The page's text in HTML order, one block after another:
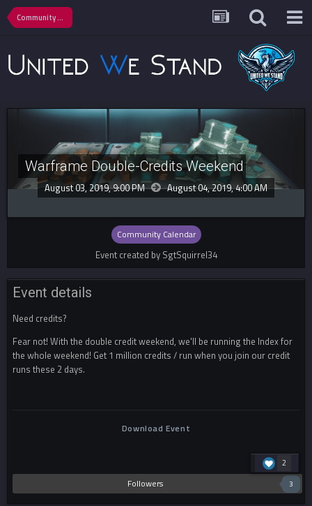
Community Calendar
Warframe Double-Credits Weekend
August 03, 2019, 9:00 PM August 04, 2019,4:00 AM
Community Calendar
Event created by SgtSquirrel34
Event details
Need credits?
Fear not! With the double credit weekend, we'll be running the Index for
the whole weekend! Get 1 million credits / run when you join our credit
runs these 2 days.
2
Download Event
Followers 3